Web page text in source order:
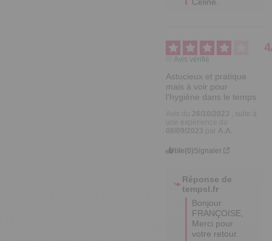
4
Avis vérifié
Astucieux et pratique
mais à voir pour
l'hygiène dans le temps
Utile(0)Signaler
Réponse de
tempsl.fr
Bonjour
FRANÇOISE,
Merci pour
votre retour.